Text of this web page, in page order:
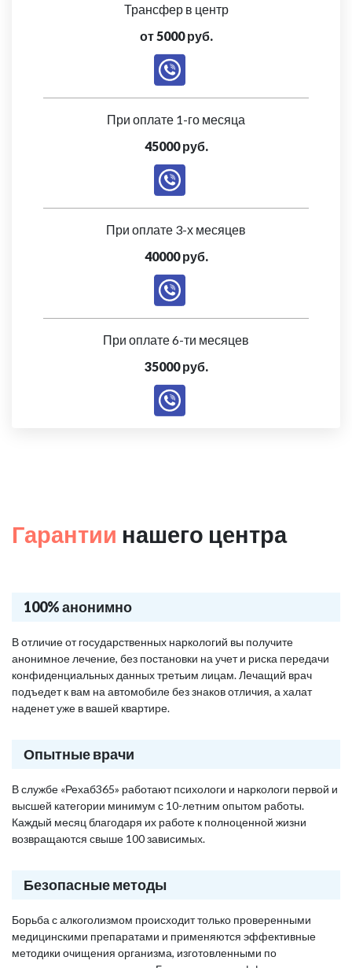
Трансфер в центр
от 5000 руб.
При оплате 1-го месяца
45000 руб.
При оплате 3-х месяцев
40000 руб.
При оплате 6-ти месяцев
35000 руб.
Гарантии нашего центра
100% анонимно
В отличие от государственных наркологий вы получите
анонимное лечение, без постановки на учет и риска передачи
конфиденциальных данных третьим лицам. Лечащий врач
подъедет к вам на автомобиле без знаков отличия, а халат
наденет уже в вашей квартире.
Опытные врачи
В службе «Рехаб365» работают психологи и наркологи первой и
высшей категории минимум с 10-летним опытом работы.
Каждый месяц благодаря их работе к полноценной жизни
возвращаются свыше 100 зависимых.
Безопасные методы
Борьба с алкоголизмом происходит только проверенными
медицинскими препаратами и применяются эффективные
методики очищения организма, изготовленными по